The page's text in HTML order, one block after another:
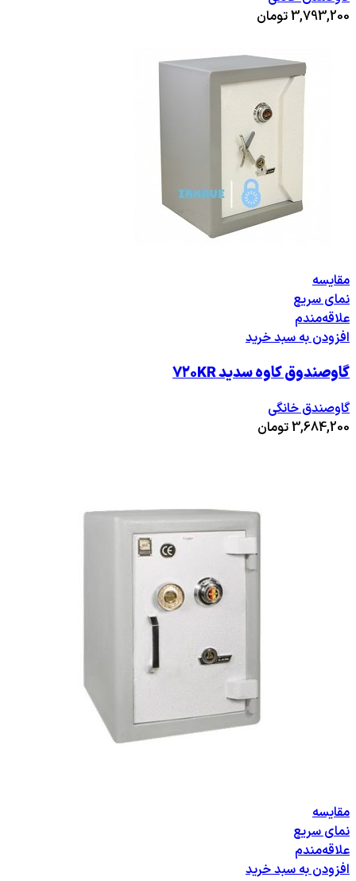
3,793,200تومان
مقایسه
نمای سریع
علاقه‌مندم
افزودن به سبد خرید
گاوصندوق کاوه سدید ۷۲۰KR
گاوصندق خانگی
3,684,200تومان
مقایسه
نمای سریع
علاقه‌مندم
افزودن به سبد خرید